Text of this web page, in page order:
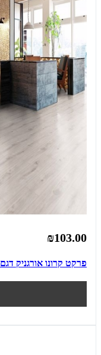
₪103.00
פרקט קרונו אורגניק דגם 1532